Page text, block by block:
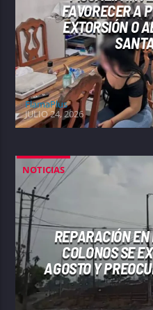
FAVORECER A
EXTORSIÓN O
FlamaPlus
JULIO 24, 2026
NOTICIAS
REPARACIÓN
COLONOS SE
AGOSTO Y